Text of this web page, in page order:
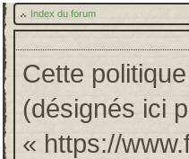
Index du forum
Cette
(désignés ici
« https://